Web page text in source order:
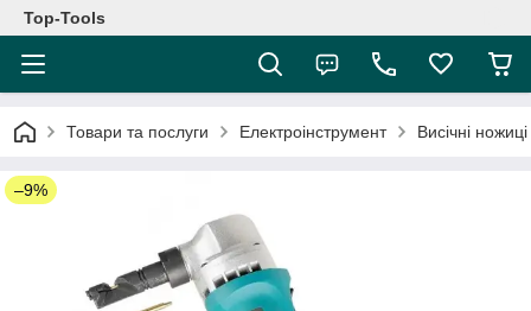
Top-Tools
Товари та послуги Електроінструмент Висічні
–9%